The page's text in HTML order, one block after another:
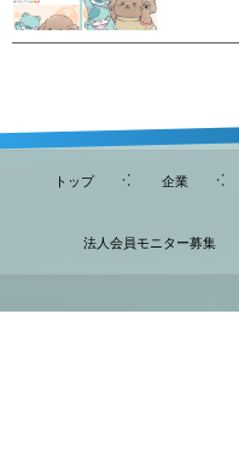
トップ 企業
法人会員モニター募集